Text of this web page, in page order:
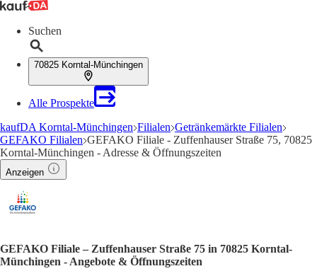
Suchen
70825 Korntal-Münchingen
Alle Prospekte
kaufDA Korntal-Münchingen Filialen Getränkemärkte Filialen
GEFAKO Filialen GEFAKO Filiale - Zuffenhauser Straße 75, 70825
Korntal-Münchingen - Adresse & Öffnungszeiten
Anzeigen
GEFAKO Filiale – Zuffenhauser Straße 75 in 70825 Korntal-
Münchingen - Angebote & Öffnungszeiten